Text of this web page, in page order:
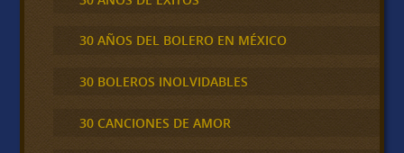
30 AÑOS DEL BOLERO EN MÉXICO
30 BOLEROS INOLVIDABLES
30 CANCIONES DE AMOR